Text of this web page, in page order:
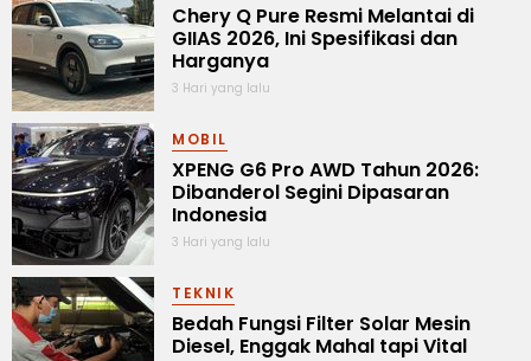
Chery Q Pure Resmi Melantai di
GIIAS 2026, Ini Spesifikasi dan
Harganya
3 Hari yang lalu
MOBIL
XPENG G6 Pro AWD Tahun 2026:
Dibanderol Segini Dipasaran
Indonesia
3 Hari yang lalu
TEKNIK
Bedah Fungsi Filter Solar Mesin
Diesel, Enggak Mahal tapi Vital